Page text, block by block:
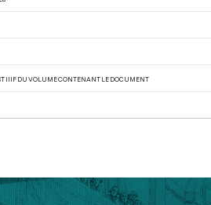
IIIF DU VOLUME CONTENANT LE DOCUMENT